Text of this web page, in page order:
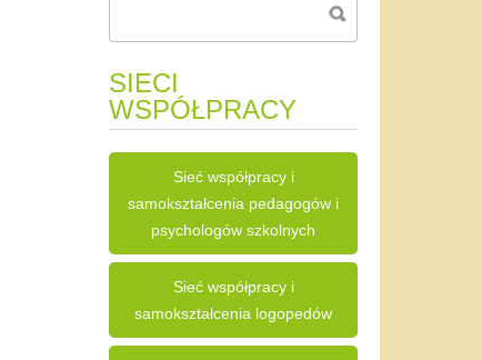
SIECI
WSPÓŁPRACY
Sieć współpracy i
samokształcenia pedagogów i
psychologów szkolnych
Sieć współpracy i
samokształcenia logopedów